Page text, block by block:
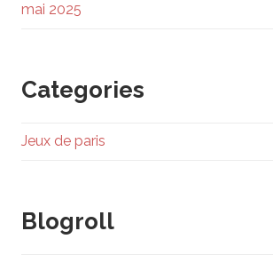
mai 2025
Categories
Jeux de paris
Blogroll